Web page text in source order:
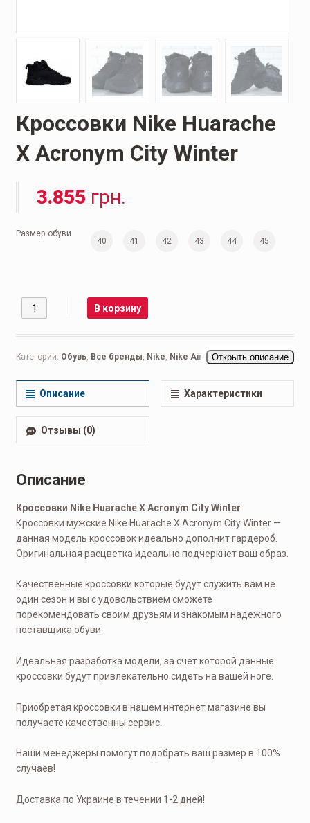
Кроссовки Nike Huarache
X Acronym City Winter
3.855 грн.
Размер обуви
40 41 42 43 44 45
Количество В корзину
Категории: Обувь, Все бренды, Nike, Nike Air Force,Мужская
Открыть описание
Описание Характеристики
Отзывы (0)
Описание
Кроссовки Nike Huarache X Acronym City Winter
Кроссовки мужские Nike Huarache X Acronym City Winter —
данная модель кроссовок идеально дополнит гардероб.
Оригинальная расцветка идеально подчеркнет ваш образ.
Качественные кроссовки которые будут служить вам не
один сезон и вы с удовольствием сможете
порекомендовать своим друзьям и знакомым надежного
поставщика обуви.
Идеальная разработка модели, за счет которой данные
кроссовки будут привлекательно сидеть на вашей ноге.
Приобретая кроссовки в нашем интернет магазине вы
получаете качественны сервис.
Наши менеджеры помогут подобрать ваш размер в 100%
случаев!
Доставка по Украине в течении 1-2 дней!